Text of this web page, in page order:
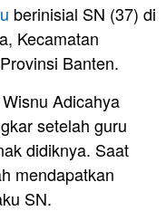
berinisial SN (37) di
Kecamatan
Banten.
Adicahya
setelah guru
didiknya. Saat
mendapatkan
SN.